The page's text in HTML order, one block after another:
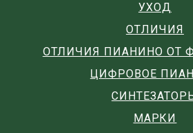
УХОД
ОТЛИЧИЯ
ОТЛИЧИЯ ПИАНИНО ОТ
ЦИФРОВОЕ
МАРКИ